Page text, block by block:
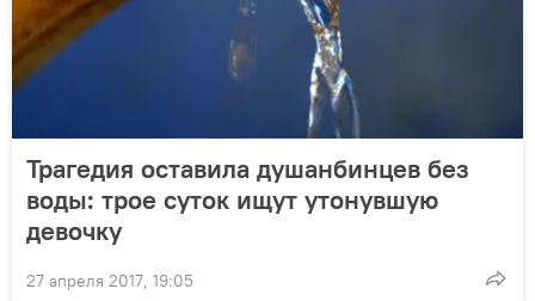
Трагедия оставила душанбинцев без
воды: трое суток ищут утонувшую
девочку
27 апреля 2017, 19:05